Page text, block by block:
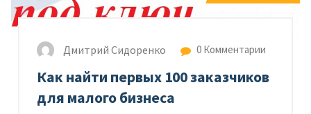
Дмитрий Сидоренко 0 Комментарии
Как найти первых 100 заказчиков
для малого бизнеса